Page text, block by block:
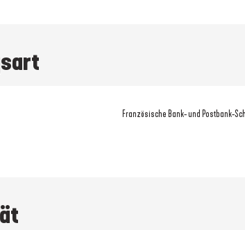
Französische Bank- und Postbank-